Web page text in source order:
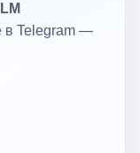
в Telegram —